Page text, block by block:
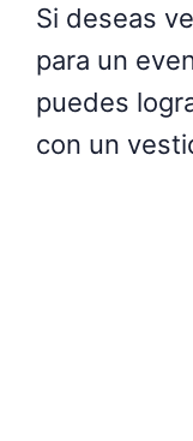
Si deseas
para un
puedes
con un